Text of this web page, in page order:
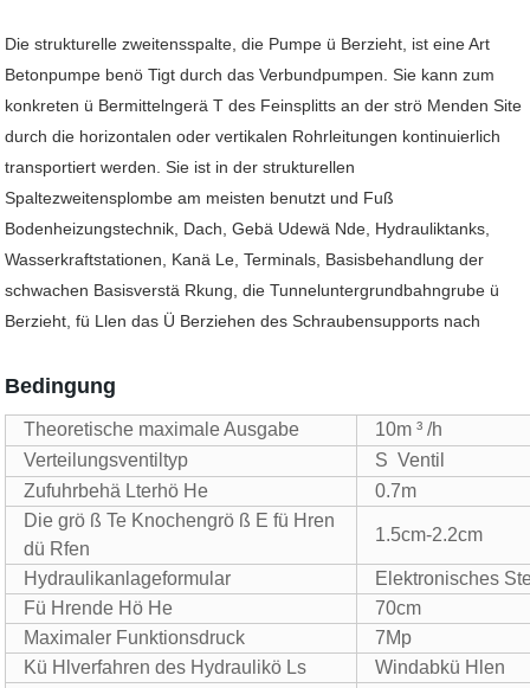
Die strukturelle zweitensspalte, die Pumpe ü Berzieht, ist eine Art
Betonpumpe benö Tigt durch das Verbundpumpen. Sie kann zum
konkreten ü Bermittelngerä T des Feinsplitts an der strö Menden Site
durch die horizontalen oder vertikalen Rohrleitungen kontinuierlich
transportiert werden. Sie ist in der strukturellen
Spaltezweitensplombe am meisten benutzt und Fuß
Bodenheizungstechnik, Dach, Gebä Udewä Nde, Hydrauliktanks,
Wasserkraftstationen, Kanä Le, Terminals, Basisbehandlung der
schwachen Basisverstä Rkung, die Tunneluntergrundbahngrube ü
Berzieht, fü Llen das Ü Berziehen des Schraubensupports nach
Bedingung
Theoretische maximale Ausgabe
10m ³ /h
Verteilungsventiltyp
S Ventil
Zufuhrbehä Lterhö He
0.7m
Die grö ß Te Knochengrö ß E fü Hren
dü Rfen
1.5cm-2.2cm
Hydraulikanlageformular
Elektronisches
Fü Hrende Hö He
70cm
Maximaler Funktionsdruck
7Mp
Kü Hlverfahren des Hydraulikö Ls
Windabkü Hlen